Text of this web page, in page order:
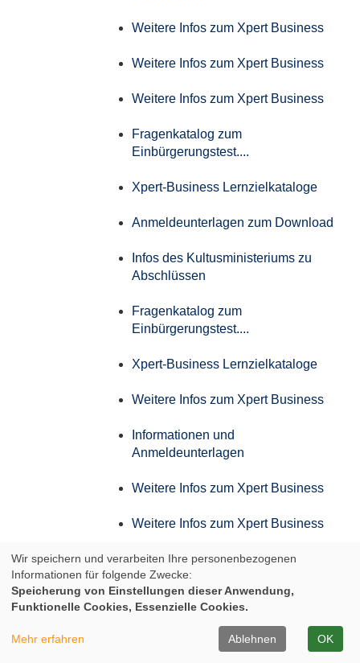
Weitere Infos zum Xpert Business
Weitere Infos zum Xpert Business
Weitere Infos zum Xpert Business
Fragenkatalog zum
Einbürgerungstest....
Xpert-Business Lernzielkataloge
Anmeldeunterlagen zum Download
Infos des Kultusministeriums zu
Abschlüssen
Fragenkatalog zum
Einbürgerungstest....
Xpert-Business Lernzielkataloge
Weitere Infos zum Xpert Business
Informationen und
Anmeldeunterlagen
Weitere Infos zum Xpert Business
Weitere Infos zum Xpert Business
Weitere Infos zum Xpert Business
Weitere Infos zum Xpert Business
Infos zum Aufstiegs-BAföG
Wir speichern und verarbeiten Ihre personenbezogenen
Informationen für folgende Zwecke:
Speicherung von Einstellungen dieser Anwendung,
Funktionelle Cookies, Essenzielle Cookies.
Mehr erfahren Ablehnen OK